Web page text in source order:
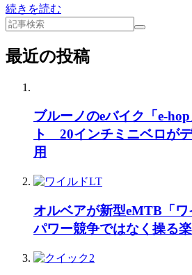
続きを読む
最近の投稿
ブルーノのeバイク「e-
ト 20インチミニベロが
用
オルベアが新型eMTB「
パワー競争ではなく操る